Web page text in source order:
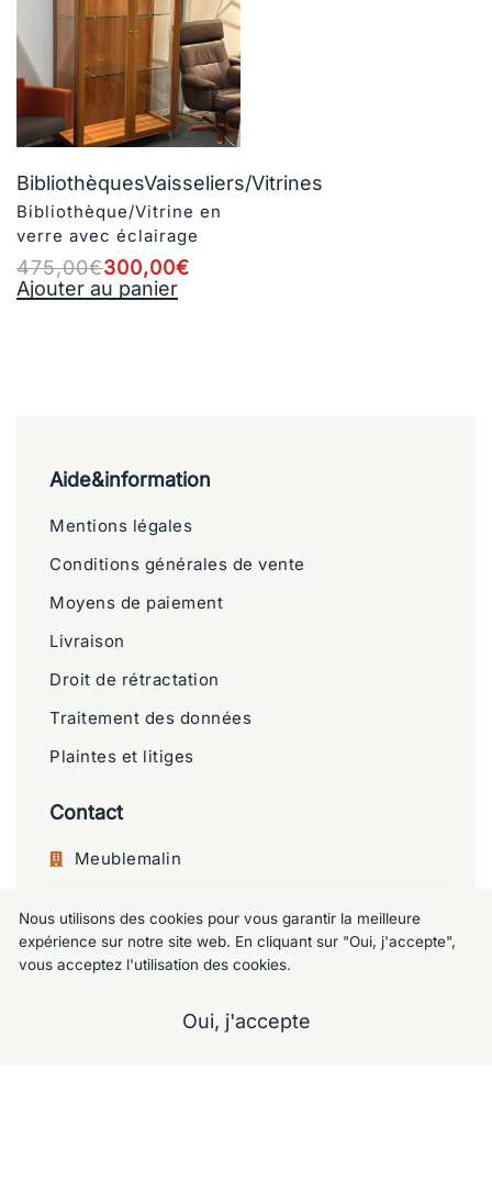
BibliothèquesVaisseliers/Vitrines
Bibliothèque/Vitrine en
verre avec éclairage
475,00€300,00€
Ajouter au panier
Aide&information
Mentions légales
Conditions générales de vente
Moyens de paiement
Livraison
Droit de rétractation
Traitement des données
Plaintes et litiges
Contact
Meublemalin
Gilles
+32 477 09 49 80
Nous utilisons des cookies pour vous garantir la meilleure
expérience sur notre site web. En cliquant sur "Oui, j'accepte",
vous acceptez l'utilisation des cookies.
Oui, j'accepte